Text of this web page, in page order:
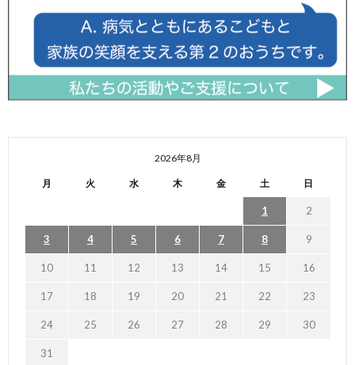
2026年8月
月 火 水 木 金 土 日
1 2
3 4 5 6 7 8 9
10 11 12 13 14 15 16
17 18 19 20 21 22 23
24 25 26 27 28 29 30
31